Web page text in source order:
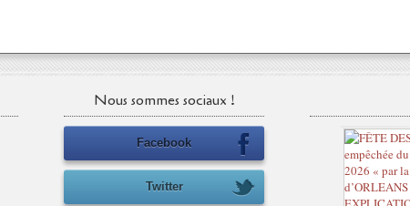
Nous sommes sociaux !
Facebook
Twitter